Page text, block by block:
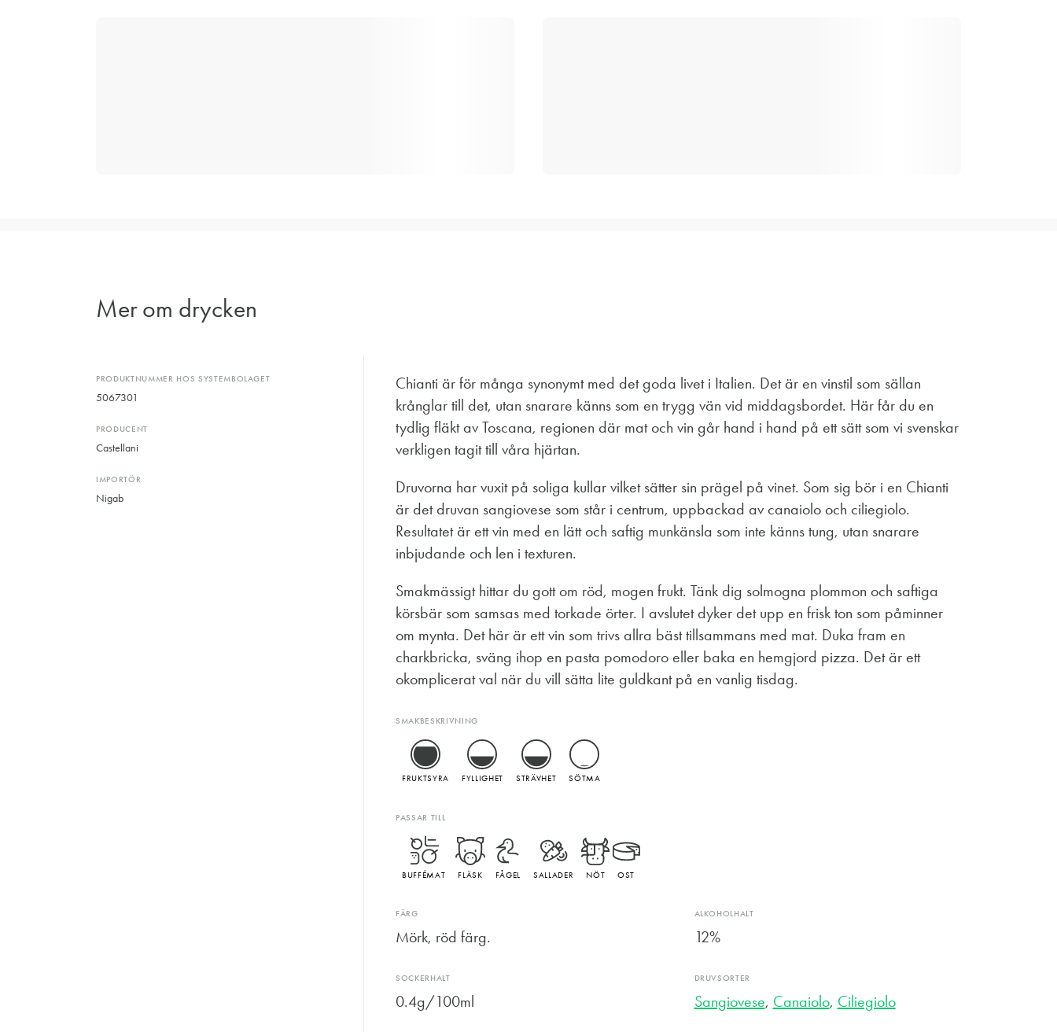
Mer om drycken
PRODUKTNUMMER HOS SYSTEMBOLAGET
5067301
PRODUCENT
Castellani
IMPORTÖR
Nigab
Chianti är för många synonymt med det goda livet i Italien. Det är en vinstil som sällan
krånglar till det, utan snarare känns som en trygg vän vid middagsbordet. Här får du en
tydlig fläkt av Toscana, regionen där mat och vin går hand i hand på ett sätt som vi svenskar
verkligen tagit till våra hjärtan.
Druvorna har vuxit på soliga kullar vilket sätter sin prägel på vinet. Som sig bör i en Chianti
är det druvan sangiovese som står i centrum, uppbackad av canaiolo och ciliegiolo.
Resultatet är ett vin med en lätt och saftig munkänsla som inte känns tung, utan snarare
inbjudande och len i texturen.
Smakmässigt hittar du gott om röd, mogen frukt. Tänk dig solmogna plommon och saftiga
körsbär som samsas med torkade örter. I avslutet dyker det upp en frisk ton som påminner
om mynta. Det här är ett vin som trivs allra bäst tillsammans med mat. Duka fram en
charkbricka, sväng ihop en pasta pomodoro eller baka en hemgjord pizza. Det är ett
okomplicerat val när du vill sätta lite guldkant på en vanlig tisdag.
SMAKBESKRIVNING
FRUKTSYRA FYLLIGHET STRÄVHET SÖTMA
PASSAR TILL
BUFFÉMAT FLÄSK FÅGEL SALLADER NÖT OST
FÄRG
Mörk, röd färg.
ALKOHOLHALT
12%
SOCKERHALT
0.4g/100ml
DRUVSORTER
Sangiovese, Canaiolo, Ciliegiolo